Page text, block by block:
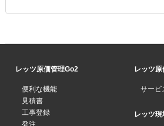
レッツ原価管理Go2
便利な機能
見積書
工事登録
レッツ
サービ
レッツ